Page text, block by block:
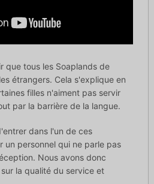
que tous les Soaplands de
étrangers. Cela s'explique en
filles n'aiment pas servir
par la barrière de la langue.
dans l'un de ces
un personnel qui ne parle pas
Nous avons donc
la qualité du service et